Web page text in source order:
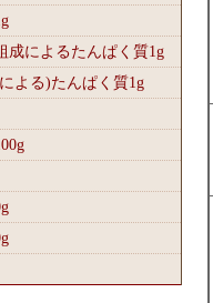
g
成によるたんぱく質1g
よる)たんぱく質1g
g
g
g